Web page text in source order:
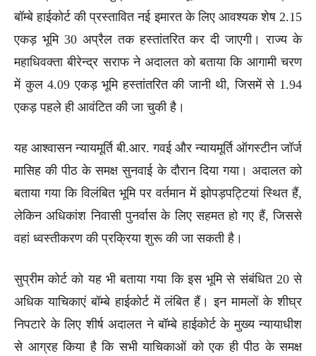
बॉम्बे हाईकोर्ट की प्रस्तावित नई इमारत के लिए आवश्यक शेष 2.15
एकड़ भूमि 30 अप्रैल तक हस्तांतरित कर दी जाएगी। राज्य के
महाधिवक्ता बीरेन्द्र सराफ ने अदालत को बताया कि आगामी चरण
में कुल 4.09 एकड़ भूमि हस्तांतरित की जानी थी, जिसमें से 1.94
एकड़ पहले ही आवंटित की जा चुकी है।
यह आश्वासन न्यायमूर्ति बी.आर. गवई और न्यायमूर्ति ऑगस्टीन जॉर्ज
मासिह की पीठ के समक्ष सुनवाई के दौरान दिया गया। अदालत को
बताया गया कि विलंबित भूमि पर वर्तमान में झोपड़पट्टियां स्थित हैं,
लेकिन अधिकांश निवासी पुनर्वास के लिए सहमत हो गए हैं, जिससे
वहां ध्वस्तीकरण की प्रक्रिया शुरू की जा सकती है।
सुप्रीम कोर्ट को यह भी बताया गया कि इस भूमि से संबंधित 20 से
अधिक याचिकाएं बॉम्बे हाईकोर्ट में लंबित हैं। इन मामलों के शीघ्र
निपटारे के लिए शीर्ष अदालत ने बॉम्बे हाईकोर्ट के मुख्य न्यायाधीश
से आग्रह किया है कि सभी याचिकाओं को एक ही पीठ के समक्ष